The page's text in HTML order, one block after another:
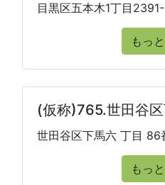
目黒区五本木1丁目
もっ
(仮称)765.世田谷
世田谷区下馬六 丁目 86
もっ